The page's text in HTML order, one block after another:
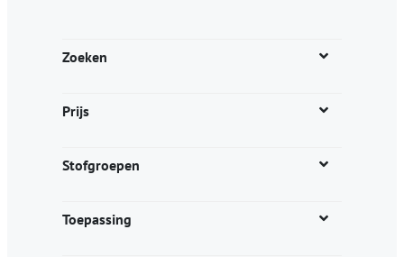
Zoeken
Prijs
Stofgroepen
Toepassing
kan
op
productpagina